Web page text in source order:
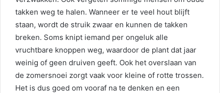
takken weg te halen. Wanneer er te veel hout blijft
staan, wordt de struik zwaar en kunnen de takken
breken. Soms knipt iemand per ongeluk alle
vruchtbare knoppen weg, waardoor de plant dat jaar
weinig of geen druiven geeft. Ook het overslaan van
de zomersnoei zorgt vaak voor kleine of rotte trossen.
Het is dus goed om vooraf na te denken en een